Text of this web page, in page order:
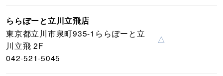
ららぽーと立川立飛店
東京都立川市泉町935-1ららぽーと立
川立飛 2F
042-521-5045
△